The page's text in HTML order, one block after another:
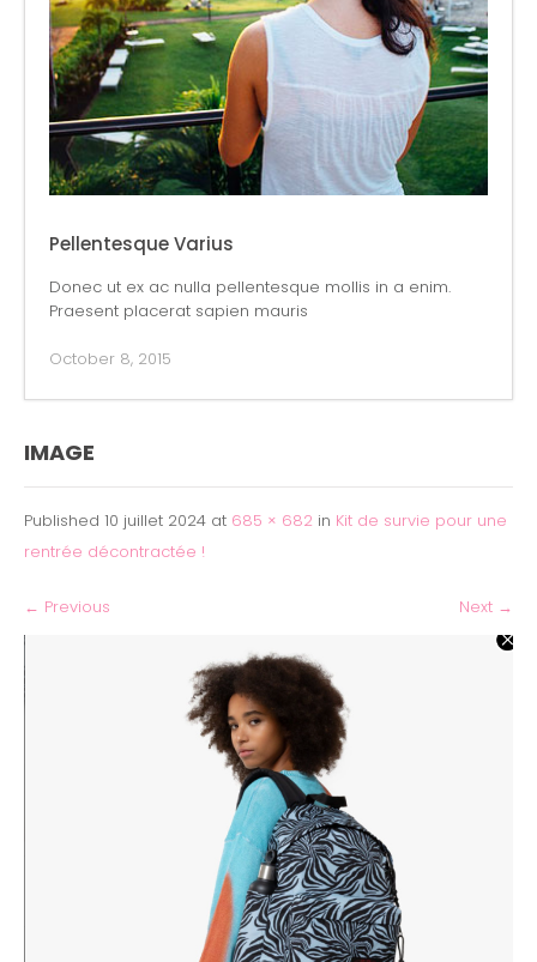
Pellentesque Varius
Donec ut ex ac nulla pellentesque mollis in a enim.
Praesent placerat sapien mauris
October 8, 2015
IMAGE
Published 10 juillet 2024 at 685 × 682 in Kit de survie pour une
rentrée décontractée !
← Previous Next →